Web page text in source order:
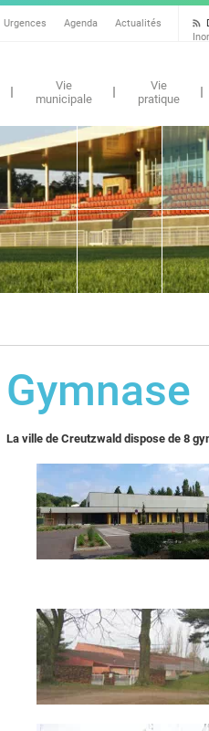
Urgences Agenda Actualités
Vie
municipale
Vie
pratique
Gymnase
La ville de Creutzwald dispose de 8